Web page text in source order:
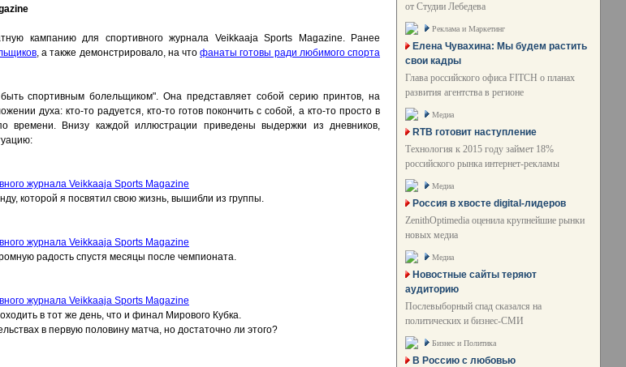
кампанию для спортивного журнала Veikkaaja Sports Magazine. Ранее
, а также демонстрировало, на чтофанаты готовы ради любимого спорта
спортивным болельщиком". Она представляет собой серию принтов, на
духа: кто-то радуется, кто-то готов покончить с собой, а кто-то просто в
времени. Внизу каждой иллюстрации приведены выдержки из дневников,
которой я посвятил свою жизнь, вышибли из группы.
радость спустя месяцы после чемпионата.
в тот же день, что и финал Мирового Кубка.
в первую половину матча, но достаточно ли этого?
от Студии Лебедева
Реклама и Маркетинг
Елена Чувахина: Мы будем растить
свои кадры
Глава российского офиса FITCH о планах
развития агентства в регионе
Медиа
RTB готовит наступление
Технология к 2015 году займет 18%
российского рынка интернет-рекламы
Медиа
Россия в хвосте digital-лидеров
ZenithOptimedia оценила крупнейшие рынки
новых медиа
Медиа
Новостные сайты теряют
аудиторию
Послевыборный спад сказался на
политических и бизнес-СМИ
Бизнес и Политика
В Россию с любовью